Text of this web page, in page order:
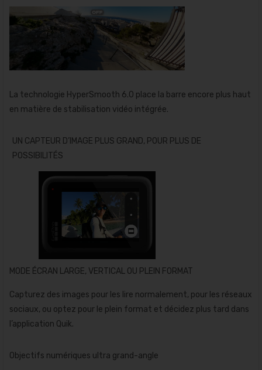
La technologie HyperSmooth 6.0 place la barre encore plus haut
en matière de stabilisation vidéo intégrée.
UN CAPTEUR D’IMAGE PLUS GRAND, POUR PLUS DE
POSSIBILITÉS
MODE ÉCRAN LARGE, VERTICAL OU PLEIN FORMAT
Capturez des images pour les lire normalement, pour les réseaux
sociaux, ou optez pour le plein format et décidez plus tard dans
l’application Quik.
Objectifs numériques ultra grand-angle